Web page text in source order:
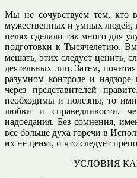
Мы не сочувствуем тем, кто
мужественных и умных людей,
целях сделали так много для
подготовки к Тысячелетию.
мешать, этих следует ценить,
деятельных лиц. Затем,
разумном контроле и
через представителей
необходимы и полезны, то
любви и справедливости,
надоедания. Без сомнения,
все больше духа горечи в
их не ценят, и что следует
УСЛОВИЯ